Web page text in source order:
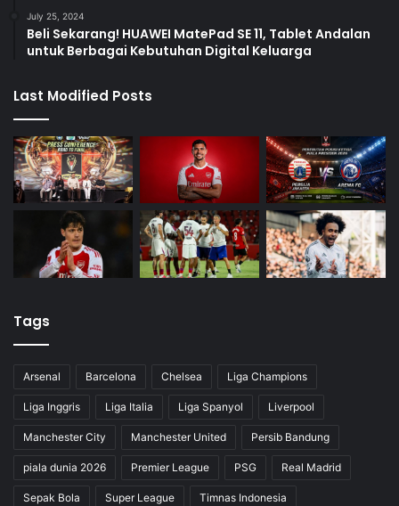
July 25, 2024
Beli Sekarang! HUAWEI MatePad SE 11, Tablet Andalan
untuk Berbagai Kebutuhan Digital Keluarga
Last Modified Posts
Tags
Arsenal Barcelona Chelsea Liga Champions
Liga Inggris Liga Italia Liga Spanyol Liverpool
Manchester City Manchester United Persib Bandung
piala dunia 2026 Premier League PSG Real Madrid
Sepak Bola Super League Timnas Indonesia